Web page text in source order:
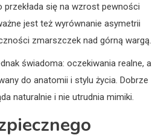
się na wzrost pewności
jest też wyrównanie asymetrii
zmarszczek nad górną wargą.
świadoma: oczekiwania realne, a
do anatomii i stylu życia. Dobrze
naturalnie i nie utrudnia mimiki.